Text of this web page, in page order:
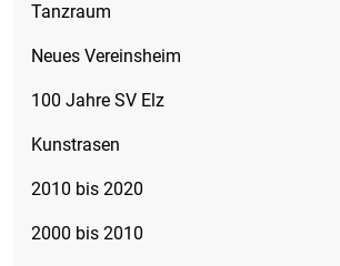
Tanzraum
Neues Vereinsheim
100 Jahre SV Elz
Kunstrasen
2010 bis 2020
2000 bis 2010